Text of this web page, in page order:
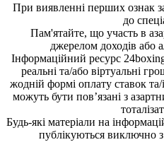
При виявленні перших ознак
до
Пам'ятайте, що участь в
джерелом доходів або
Інформаційний ресурс
реальні та/або віртуальні
жодній формі оплату ставок та/
можуть бути пов’язані з
Будь-які матеріали на
публікуються виключно